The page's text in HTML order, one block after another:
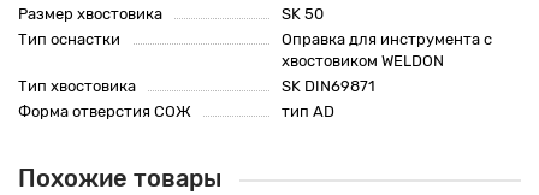
Размер хвостовика
SK 50
Тип оснастки
Оправка для инструмента с
хвостовиком WELDON
Тип хвостовика
SK DIN69871
Форма отверстия СОЖ
тип AD
Похожие товары